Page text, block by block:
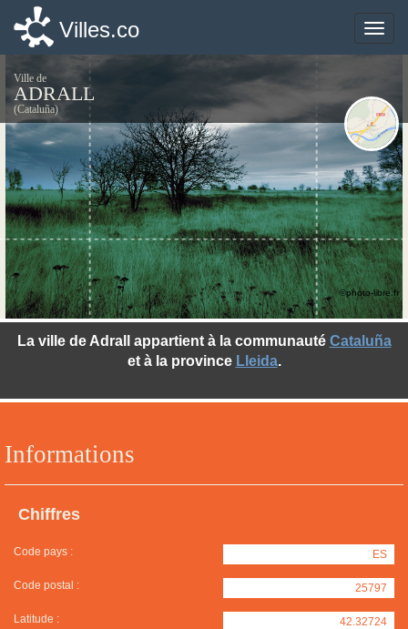
Toggle
Villes.co
Ville de
ADRALL
(Cataluña)
Informations
Chiffres
Code pays : ES
Code postal : 25797
Latitude : 42.32724
La ville de Adrall appartient à la communauté Cataluña
et à la province Lleida.
©photo-libre.fr
Toggle
Villes.co